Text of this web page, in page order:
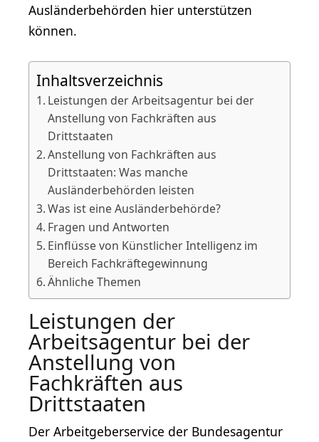
Ausländerbehörden hier unterstützen
können.
Inhaltsverzeichnis
Leistungen der Arbeitsagentur bei der
Anstellung von Fachkräften aus
Drittstaaten
Anstellung von Fachkräften aus
Drittstaaten: Was manche
Ausländerbehörden leisten
Was ist eine Ausländerbehörde?
Fragen und Antworten
Einflüsse von Künstlicher Intelligenz im
Bereich Fachkräftegewinnung
Ähnliche Themen
Leistungen der
Arbeitsagentur bei der
Anstellung von
Fachkräften aus
Drittstaaten
Der Arbeitgeberservice der Bundesagentur